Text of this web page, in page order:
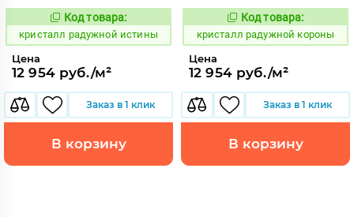
822036
Код товара:
кристалл радужной истины
Цена
12 954 руб./м²
Заказ в 1 клик
В корзину
822038
Код товара:
кристалл радужной короны
Цена
12 954 руб./м²
Заказ в 1 клик
В корзину